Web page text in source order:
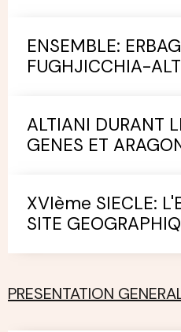
ENSEMBLE:
FUGHJICCHIA-
ALTIANI DURANT
GENES ET
XVIème SIECLE:
SITE
PRESENTATION